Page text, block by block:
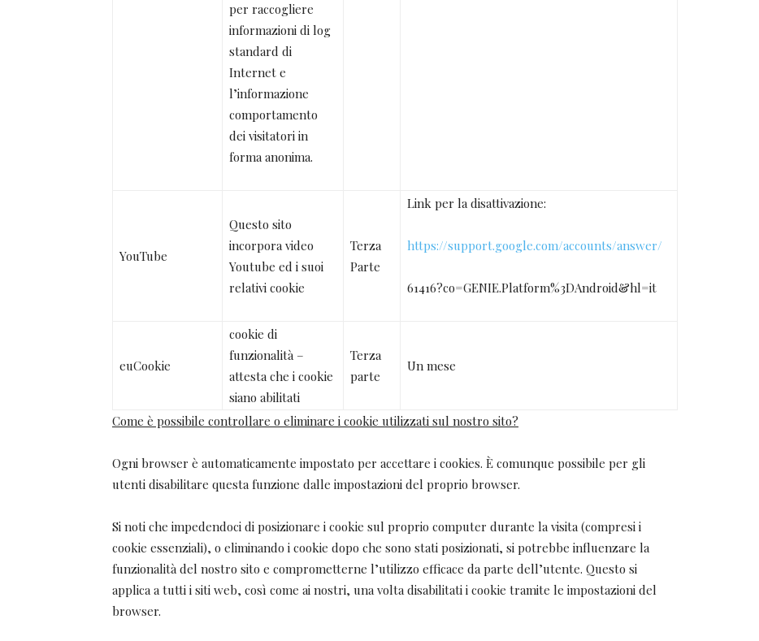
per raccogliere
informazioni di log
standard di
Internet e
l’informazione
comportamento
dei visitatori in
forma anonima.
YouTube
Questo sito
incorpora video
Youtube ed i suoi
relativi cookie
Terza
Parte
Link per la disattivazione:
https://support.google.com/accounts/answer/
61416?co=GENIE.Platform%3DAndroid&hl=it
euCookie
cookie di
funzionalità –
attesta che i cookie
siano abilitati
Terza
parte
Un mese
Come è possibile controllare o eliminare i cookie utilizzati sul nostro sito?
Ogni browser è automaticamente impostato per accettare i cookies. È comunque possibile per gli
utenti disabilitare questa funzione dalle impostazioni del proprio browser.
Si noti che impedendoci di posizionare i cookie sul proprio computer durante la visita (compresi i
cookie essenziali), o eliminando i cookie dopo che sono stati posizionati, si potrebbe influenzare la
funzionalità del nostro sito e comprometterne l’utilizzo efficace da parte dell’utente. Questo si
applica a tutti i siti web, così come ai nostri, una volta disabilitati i cookie tramite le impostazioni del
browser.